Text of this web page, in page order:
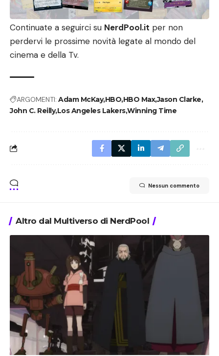
Continuate a seguirci su NerdPool.it per non
perdervi le prossime novità legate al mondo del
cinema e della Tv.
ARGOMENTI: Adam McKayHBOHBO MaxJason Clarke
John C. ReillyLos Angeles LakersWinning Time
Nessun commento
Altro dal Multiverso di NerdPool